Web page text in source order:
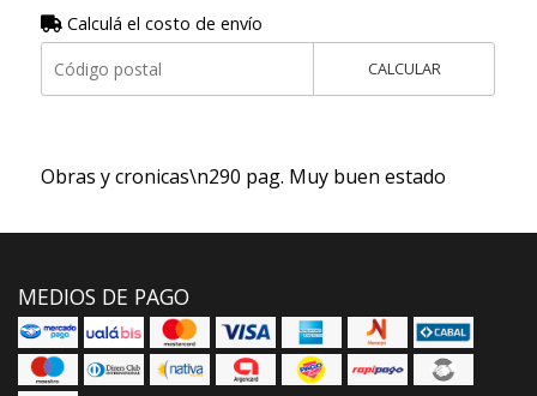
Calculá el costo de envío
CALCULAR
Obras y cronicas\n290 pag. Muy buen estado
MEDIOS DE PAGO